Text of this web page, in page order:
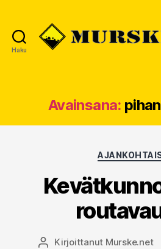
Haku
Avainsana:
Kirjoittaja
Kirjoittanut Murske.net